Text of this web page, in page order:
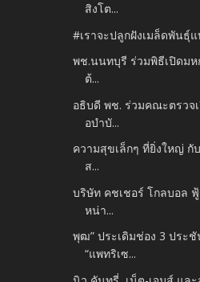
สิงโต...
#เราจะปลูกฝังเมล็ดพันธ์ุ
พช.นนทบุรี ร่วมพิธีเปิดม
ต้...
อธิบดี พช. ร่วมคณะตรวจ
อบำบั...
ความสุขเล็กๆ ที่ยิ่งใหญ่ กั
ส...
บริษัท คชเชอร์ โกลบอล
หน่า...
พุฒ” ประเดิมช่อง 3 ประ
“แพทริเซ...